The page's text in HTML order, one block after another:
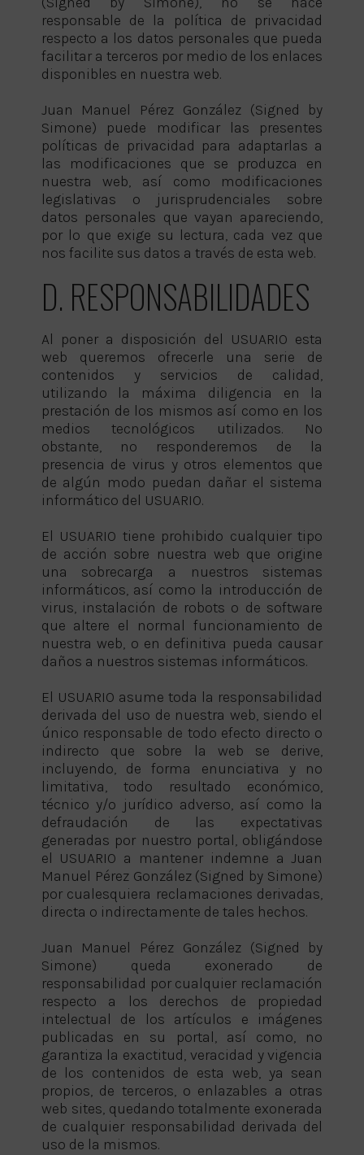
responsable de la política de privacidad
respecto a los datos personales que pueda
facilitar a terceros por medio de los enlaces
disponibles en nuestra web.
Juan Manuel Pérez González (Signed by
Simone) puede modificar las presentes
políticas de privacidad para adaptarlas a
las modificaciones que se produzca en
nuestra web, así como modificaciones
legislativas o jurisprudenciales sobre
datos personales que vayan apareciendo,
por lo que exige su lectura, cada vez que
nos facilite sus datos a través de esta web.
D. RESPONSABILIDADES
Al poner a disposición del USUARIO esta
web queremos ofrecerle una serie de
contenidos y servicios de calidad,
utilizando la máxima diligencia en la
prestación de los mismos así como en los
medios tecnológicos utilizados. No
obstante, no responderemos de la
presencia de virus y otros elementos que
de algún modo puedan dañar el sistema
informático del USUARIO.
El USUARIO tiene prohibido cualquier tipo
de acción sobre nuestra web que origine
una sobrecarga a nuestros sistemas
informáticos, así como la introducción de
virus, instalación de robots o de software
que altere el normal funcionamiento de
nuestra web, o en definitiva pueda causar
daños a nuestros sistemas informáticos.
El USUARIO asume toda la responsabilidad
derivada del uso de nuestra web, siendo el
único responsable de todo efecto directo o
indirecto que sobre la web se derive,
incluyendo, de forma enunciativa y no
limitativa, todo resultado económico,
técnico y/o jurídico adverso, así como la
defraudación de las expectativas
generadas por nuestro portal, obligándose
el USUARIO a mantener indemne a Juan
Manuel Pérez González (Signed by Simone)
por cualesquiera reclamaciones derivadas,
directa o indirectamente de tales hechos.
Juan Manuel Pérez González (Signed by
Simone) queda exonerado de
responsabilidad por cualquier reclamación
respecto a los derechos de propiedad
intelectual de los artículos e imágenes
publicadas en su portal, así como, no
garantiza la exactitud, veracidad y vigencia
de los contenidos de esta web, ya sean
propios, de terceros, o enlazables a otras
web sites, quedando totalmente exonerada
de cualquier responsabilidad derivada del
uso de la mismos.